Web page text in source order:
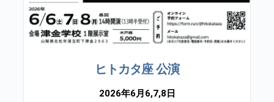
ヒトカタ座 公演
2026年6月6,7,8日